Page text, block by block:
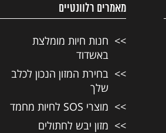
מאמרים רלוונטיים
חנות חיות מומלצת
באשדוד
בחירת המזון הנכון לכלב
שלך
מוצרי SOS לחיות מחמד
מזון יבש לחתולים